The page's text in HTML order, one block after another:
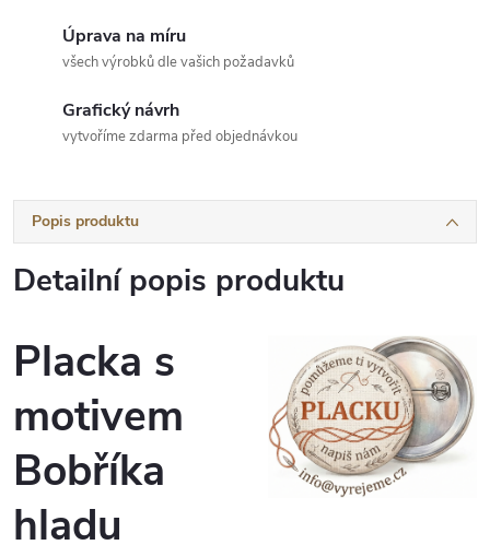
Úprava na míru
všech výrobků dle vašich požadavků
Grafický návrh
vytvoříme zdarma před objednávkou
Popis produktu
Detailní popis produktu
Placka s
motivem
Bobříka
hladu